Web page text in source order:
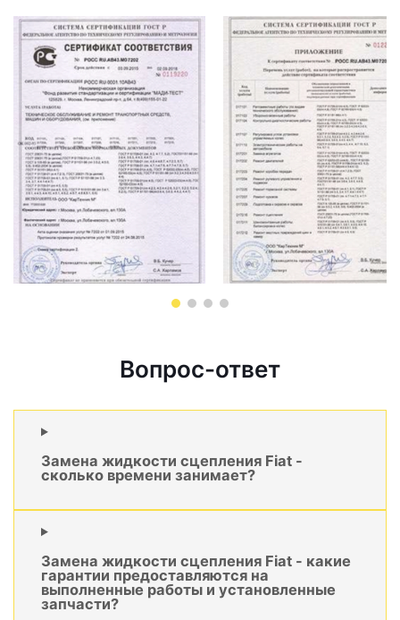
Вопрос-ответ
Замена жидкости сцепления Fiat -
сколько времени занимает?
Замена жидкости сцепления Fiat - какие
гарантии предоставляются на
выполненные работы и установленные
запчасти?